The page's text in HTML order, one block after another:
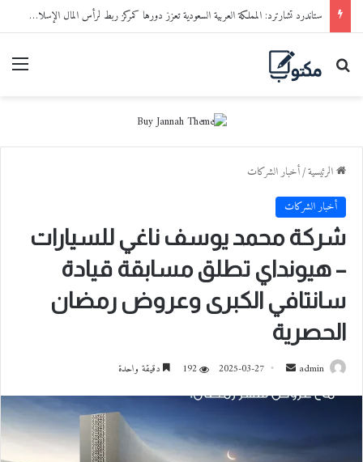
ستاندرد تشارترد: المملكة العربية السعودية تعزز دورها كمركز ربط لرأس المال الإسلامي مع الفرص الاستثمارية العالمية
بحث عن
الرئيسية/أخبار الشركات
أخبار الشركات
شركة محمد يوسف ناغي للسيارات
– هيونداي تطلق مسابقة قيادة
سانتافي الكبرى وعروض رمضان
الحصرية
admin
2025-03-27
192 دقيقة واحدة